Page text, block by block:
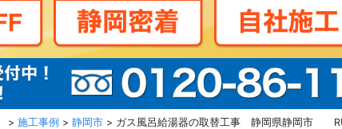
> 施工事例 > 静岡市 > ガス風呂給湯器の取替工事 静岡県静岡市